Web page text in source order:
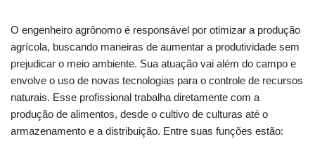
O engenheiro agrônomo é responsável por otimizar a produção
agrícola, buscando maneiras de aumentar a produtividade sem
prejudicar o meio ambiente. Sua atuação vai além do campo e
envolve o uso de novas tecnologias para o controle de recursos
naturais. Esse profissional trabalha diretamente com a
produção de alimentos, desde o cultivo de culturas até o
armazenamento e a distribuição. Entre suas funções estão: